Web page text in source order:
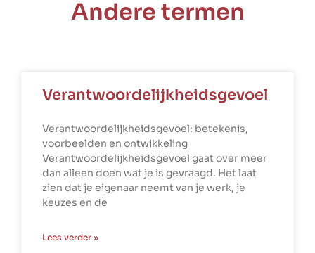
Andere termen
Verantwoordelijkheidsgevoel
Verantwoordelijkheidsgevoel: betekenis,
voorbeelden en ontwikkeling
Verantwoordelijkheidsgevoel gaat over meer
dan alleen doen wat je is gevraagd. Het laat
zien dat je eigenaar neemt van je werk, je
keuzes en de
Lees verder »